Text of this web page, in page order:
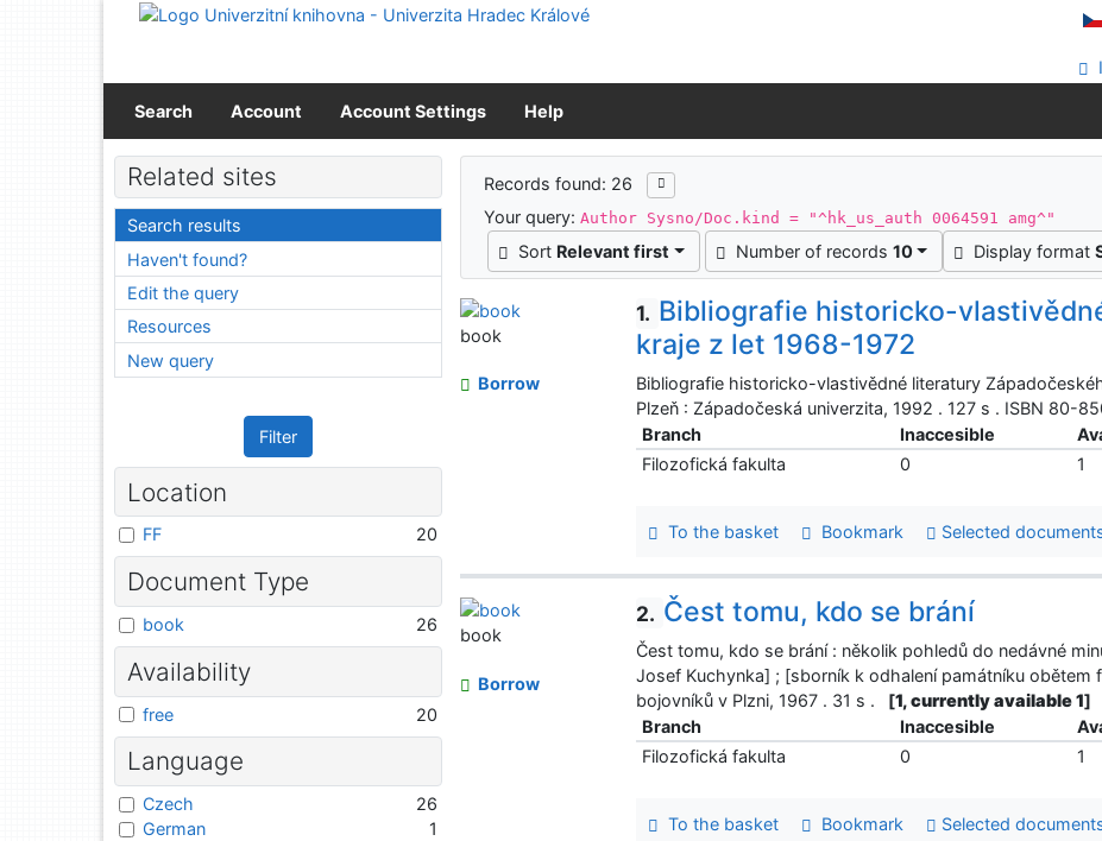
Go to content
Search Account Account Settings Help
Search results
Records found: 26
Your query:Author Sysno/Doc.kind = "^hk_us_auth 0064591 amg^"
Sort Relevant first Number of records 10 Display format
1. Bibliografie historicko-
kraje z let 1968-1972
Bibliografie historicko-vlastivědné literatury
Plzeň : Západočeská univerzita, 1992 . 127 s . ISBN 80-
Branch
Inaccesible
Filozofická fakulta
0 1
To the basket Bookmark Selected
book
Borrow
2. Čest tomu, kdo se brání
Čest tomu, kdo se brání : několik pohledů do nedávné
Josef Kuchynka] ; [sborník k odhalení památníku obětem
bojovníků v Plzni, 1967 . 31 s .
[1, currently available 1]
Branch
Inaccesible
Filozofická fakulta
0 1
To the basket Bookmark Selected
book
Borrow
Related sites
Search results
Haven't found?
Edit the query
Resources
New query
Filter
Location
FF 20
Document Type
book 26
Availability
free 20
Language
Czech
26
German
1